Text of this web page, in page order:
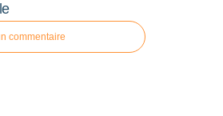
commentaire